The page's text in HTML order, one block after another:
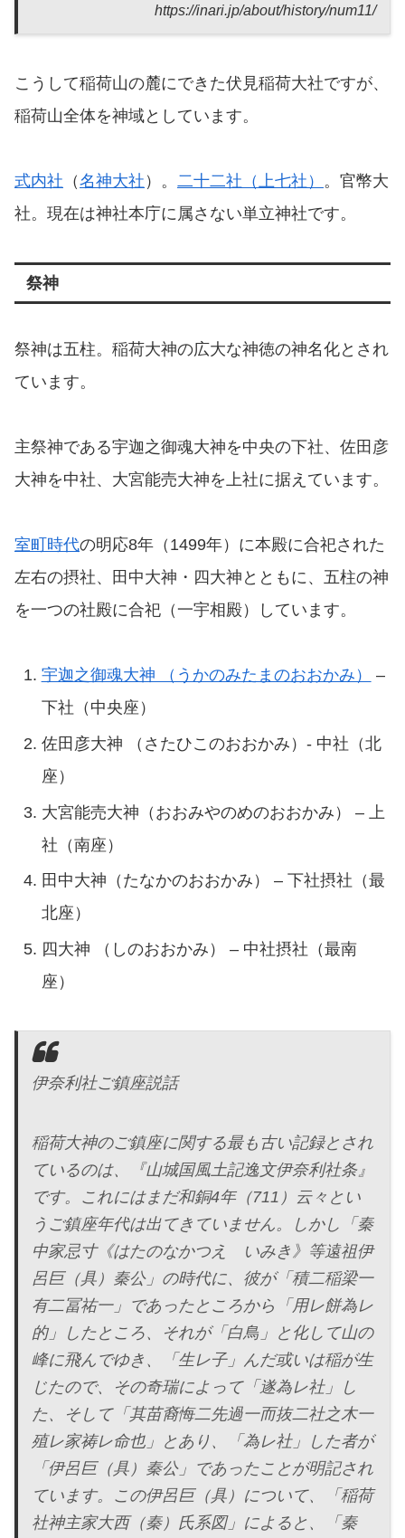
https://inari.jp/about/history/num11/
こうして稲荷山の麓にできた伏見稲荷大社ですが、
稲荷山全体を神域としています。
式内社 （名神大社 ）。 二十二社（上七社） 。官幣大
社。現在は神社本庁に属さない単立神社です。
祭神
祭神は五柱。稲荷大神の広大な神徳の神名化とされ
ています。
主祭神である宇迦之御魂大神を中央の下社、佐田彦
大神を中社、大宮能売大神を上社に据えています。
室町時代の明応8年（1499年）に本殿に合祀された
左右の摂社、田中大神・四大神とともに、五柱の神
を一つの社殿に合祀（一宇相殿）しています。
宇迦之御魂大神 （うかのみたまのおおかみ）
–
下社（中央座）
佐田彦大神 （さたひこのおおかみ）- 中社（北
座）
大宮能売大神（おおみやのめのおおかみ） – 上
社（南座）
田中大神（たなかのおおかみ） – 下社摂社（最
北座）
四大神 （しのおおかみ） – 中社摂社（最南
座）
伊奈利社ご鎮座説話
稲荷大神のご鎮座に関する最も古い記録とされ
ているのは、『山城国風土記逸文伊奈利社条』
です。これにはまだ和銅4年（711）云々とい
うご鎮座年代は出てきていません。しかし「秦
中家忌寸《はたのなかつえ いみき》等遠祖伊
呂巨（具）秦公」の時代に、彼が「積二稲梁一
有二冨祐一」であったところから「用レ餅為レ
的」したところ、それが「白鳥」と化して山の
峰に飛んでゆき、「生レ子」んだ或いは稲が生
じたので、その奇瑞によって「遂為レ社」し
た、そして「其苗裔悔二先過一而抜二社之木一
殖レ家祷レ命也」とあり、「為レ社」した者が
「伊呂巨（具）秦公」であったことが明記され
ています。この伊呂巨（具）について、「稲荷
社神主家大西（秦）氏系図」によると、「秦